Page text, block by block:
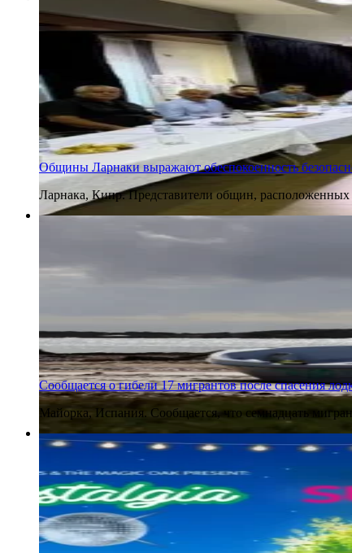
4 августа 2026
Общины Ларнаки выражают обеспокоенность
Ларнака, Кипр. Представители общин,
4 августа 2026
Сообщается о гибели 17 мигрантов после спасения
Майорка, Испания. Сообщается, что семнадцать